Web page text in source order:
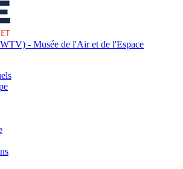
- Musée de l'Air et de l'Espace